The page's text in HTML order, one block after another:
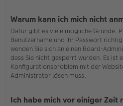
Warum kann ich mich nicht
Dafür gibt es viele mögliche Gründe.
Benutzername und Ihr Passwort
wenden Sie sich an einen Board-
dass Sie nicht gesperrt wurden. Es ist
Konfigurationsproblem mit der
Administrator lösen muss.
Ich habe mich vor einiger Zeit